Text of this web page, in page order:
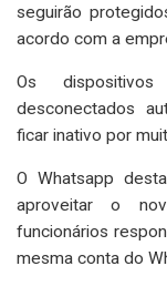
seguirão
acordo com a
Os
desconectados
ficar inativo por
O Whatsapp
aproveitar o
funcionários
mesma conta do